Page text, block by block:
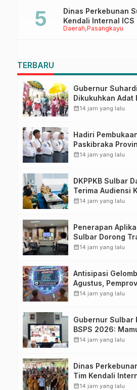
Daerah Pasangkayu
Dinas Perkebunan
Kendali Internal ICS
Sertifikasi ISPO
TERBARU
Gubernur
Dikukuhkan Adat
Gelar Sulo
calendar_month14 jam yang lalu
Hadiri
Paskibraka
Membentuk
calendar_month14 jam yang lalu
DKPPKB Sulbar
Terima Audiensi
Sakit TK. III
calendar_month14 jam yang lalu
Penerapan
Sulbar Dorong
Sistem Kehadiran
calendar_month14 jam yang lalu
Antisipasi
Agustus,
Warga Jaga
calendar_month14 jam yang lalu
Gubernur Sulbar
BSPS 2026:
Pasangkayu
calendar_month14 jam yang lalu
Dinas
Tim Kendali
Dukung
calendar_month14 jam yang lalu